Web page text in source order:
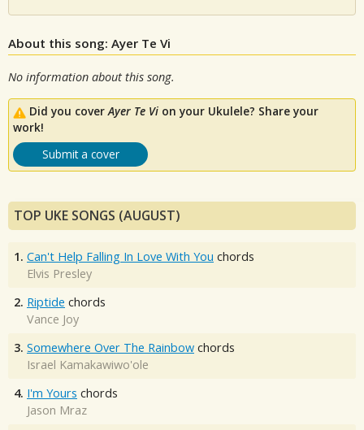
About this song: Ayer Te Vi
No information about this song.
Did you coverAyer Te Vi on your Ukulele? Share your
work!
Submit a cover
TOP UKE SONGS (AUGUST)
1. Can't Help Falling In Love With You chords
Elvis Presley
2. Riptide chords
Vance Joy
3. Somewhere Over The Rainbow chords
Israel Kamakawiwo'ole
4. I'm Yours chords
Jason Mraz